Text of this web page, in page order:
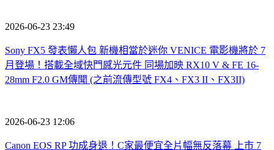
2026-06-23 23:49
Sony FX5 發表懶人包 新機相當於迷你 VENICE 電影機將於 7
月登場！搭載全域快門感光元件 同場加映 RX10 V & FE 16-
28mm F2.0 GM傳聞 (之前流傳型號 FX4、FX3 II、FX3II)
2026-06-23 12:06
Canon EOS RP 功成身退！C家最便宜全片幅無反落幕 上市 7